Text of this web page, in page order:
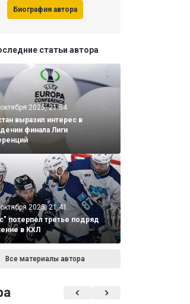
Биография автора
статьи автора
2025, 21:54
выразил интерес в
финала Лиги
2025, 21:41
потерпел третье подряд
в КХЛ
Все материалы автора